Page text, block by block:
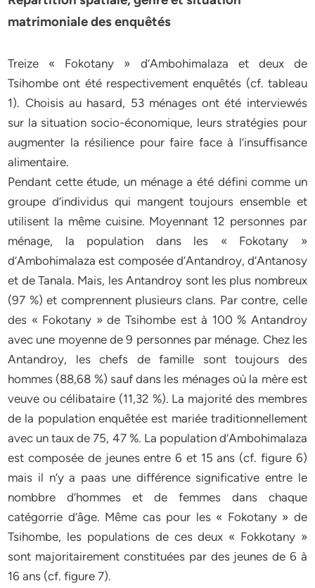
matrimoniale des enquêtés
Treize « Fokotany » d’Ambohimalaza et deux de
Tsihombe ont été respectivement enquêtés (cf. tableau
1). Choisis au hasard, 53 ménages ont été interviewés
sur la situation socio-économique, leurs stratégies pour
augmenter la résilience pour faire face à l’insuffisance
alimentaire.
Pendant cette étude, un ménage a été défini comme un
groupe d’individus qui mangent toujours ensemble et
utilisent la même cuisine. Moyennant 12 personnes par
ménage, la population dans les « Fokotany »
d’Ambohimalaza est composée d’Antandroy, d’Antanosy
et de Tanala. Mais, les Antandroy sont les plus nombreux
(97 %) et comprennent plusieurs clans. Par contre, celle
des « Fokotany » de Tsihombe est à 100 % Antandroy
avec une moyenne de 9 personnes par ménage. Chez les
Antandroy, les chefs de famille sont toujours des
hommes (88,68 %) sauf dans les ménages où la mère est
veuve ou célibataire (11,32 %). La majorité des membres
de la population enquêtée est mariée traditionnellement
avec un taux de 75, 47 %. La population d’Ambohimalaza
est composée de jeunes entre 6 et 15 ans (cf. figure 6)
mais il n’y a paas une différence significative entre le
nombbre d’hommes et de femmes dans chaque
catégorrie d’âge. Même cas pour les « Fokotany » de
Tsihombe, les populations de ces deux « Fokkotany »
sont majoritairement constituées par des jeunes de 6 à
16 ans (cf. figure 7).